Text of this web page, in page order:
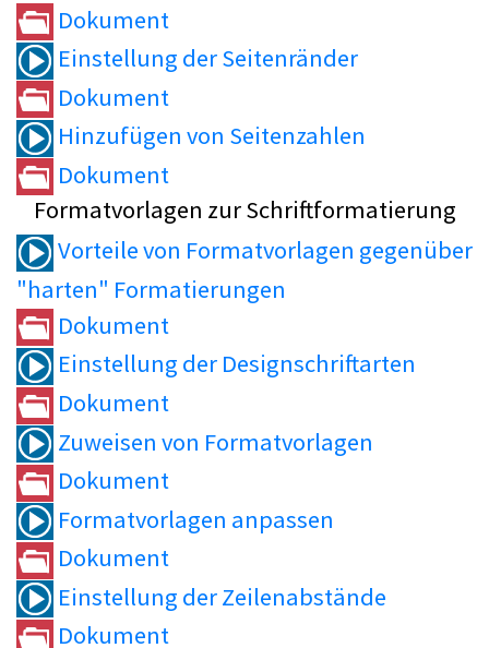
Dokument
Einstellung der Seitenränder
Dokument
Hinzufügen von Seitenzahlen
Dokument
Formatvorlagen zur Schriftformatierung
Vorteile von Formatvorlagen gegenüber
"harten" Formatierungen
Dokument
Einstellung der Designschriftarten
Dokument
Zuweisen von Formatvorlagen
Dokument
Formatvorlagen anpassen
Dokument
Einstellung der Zeilenabstände
Dokument